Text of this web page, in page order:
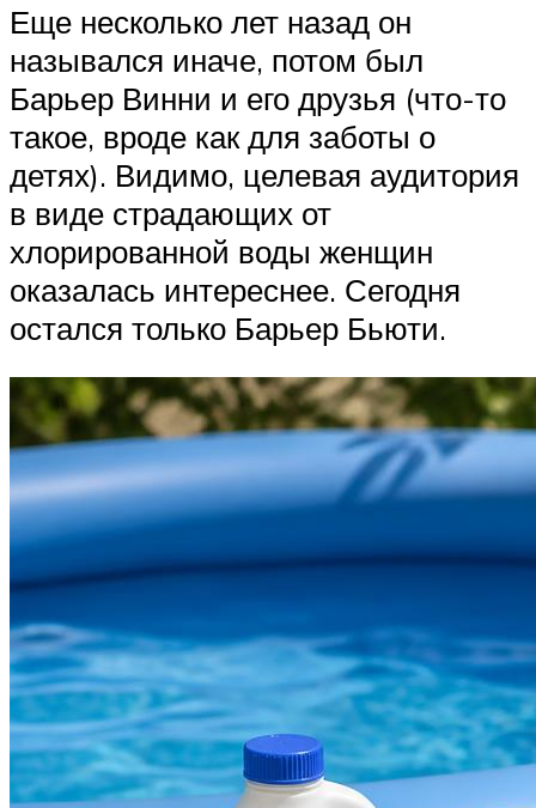
Еще несколько лет назад он
назывался иначе, потом был
Барьер Винни и его друзья (что-то
такое, вроде как для заботы о
детях). Видимо, целевая аудитория
в виде страдающих от
хлорированной воды женщин
оказалась интереснее. Сегодня
остался только Барьер Бьюти.